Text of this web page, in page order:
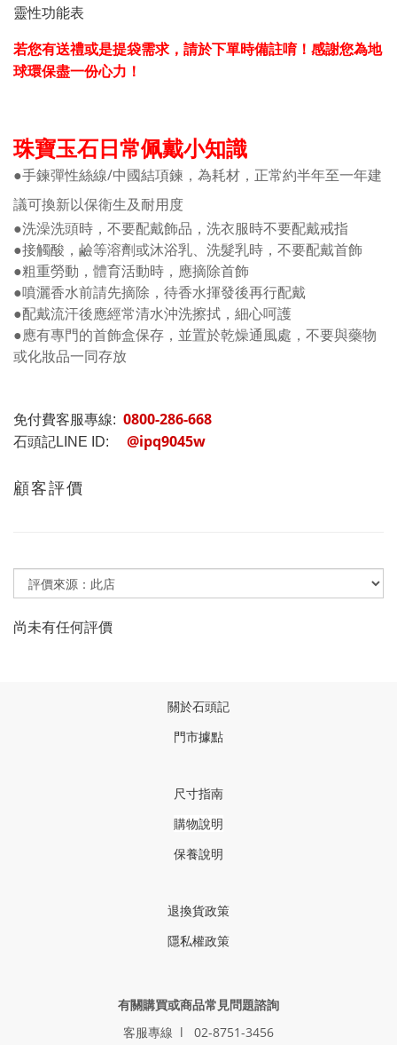
靈性功能表
若您有送禮或是提袋需求，請於下單時備註唷！感謝您為地
球環保盡一份心力！
珠寶玉石日常佩戴小知識
●手鍊彈性絲線/中國結項鍊，為耗材，正常約半年至一年建
議可換新以保衛生及耐用度
●洗澡洗頭時，不要配戴飾品，洗衣服時不要配戴戒指
●接觸酸，鹼等溶劑或沐浴乳、洗髮乳時，不要配戴首飾
●粗重勞動，體育活動時，應摘除首飾
●噴灑香水前請先摘除，待香水揮發後再行配戴
●配戴流汗後應經常清水沖洗擦拭，細心呵護
●應有專門的首飾盒保存，並置於乾燥通風處，不要與藥物
或化妝品一同存放
免付費客服專線: 0800-286-668
石頭記LINE ID: @ipq9045w
顧客評價
尚未有任何評價
關於石頭記
門市據點
尺寸指南
購物說明
保養說明
退換貨政策
隱私權政策
有關購買或商品常見問題諮詢
客服專線 l 02-8751-3456